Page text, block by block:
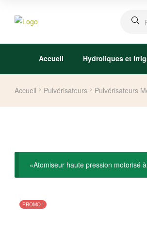
Accueil Hydroliques et
Accueil Pulvérisateurs Pulvérisateurs
«Atomiseur haute pression motorisé
PROMO !